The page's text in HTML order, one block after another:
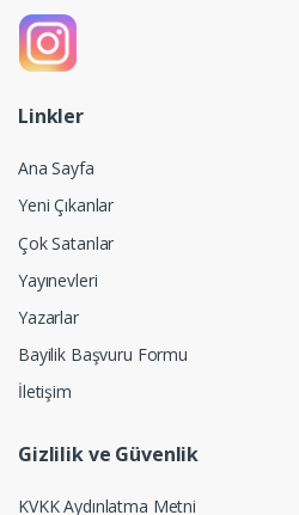
Linkler
Ana Sayfa
Yeni Çıkanlar
Çok Satanlar
Yayınevleri
Yazarlar
Bayilik Başvuru Formu
İletişim
Gizlilik ve Güvenlik
KVKK Aydınlatma Metni